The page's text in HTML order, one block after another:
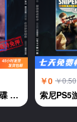
索尼PS4游戏光碟 PS4 底特律 变人 中文
￥0 ￥0.50